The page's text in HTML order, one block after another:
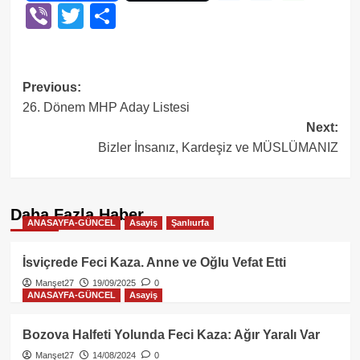
ViberTwitter
Share
Post
navigation
Previous:
26. Dönem MHP Aday Listesi
Next:
Bizler İnsanız, Kardeşiz ve MÜSLÜMANIZ
Daha Fazla Haber
ANASAYFA-GÜNCEL Asayiş Şanlıurfa
İsviçrede Feci Kaza. Anne ve Oğlu Vefat Etti
Manşet27 19/09/2025
0
ANASAYFA-GÜNCEL
Asayiş
Bozova Halfeti Yolunda Feci Kaza: Ağır Yaralı Var
Manşet27 14/08/2024 0